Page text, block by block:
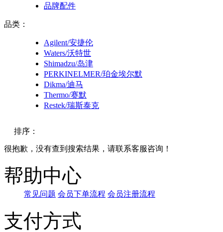
品牌配件
品类：
Agilent/安捷伦
Waters/沃特世
Shimadzu/岛津
PERKINELMER/珀金埃尔默
Dikma/迪马
Thermo/赛默
Restek/瑞斯泰克
排序：
价格
品牌
很抱歉，没有查到搜索结果，请联系客服咨询！
帮助中心
常见问题 会员下单流程 会员注册流程
支付方式